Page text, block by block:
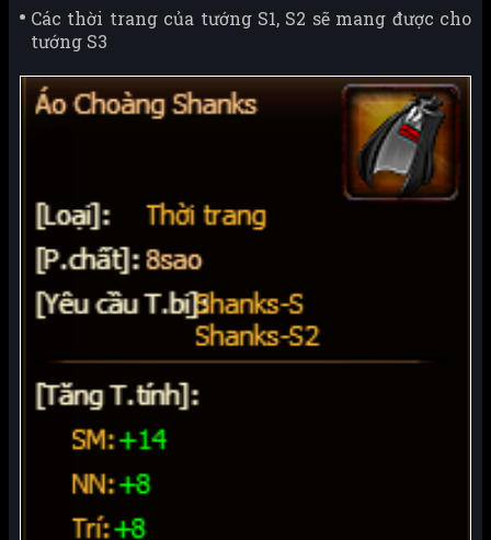
Các thời trang của tướng S1, S2 sẽ mang được cho
tướng S3